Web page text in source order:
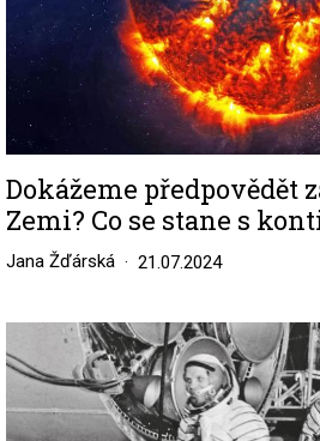
Dokážeme předpovědět
Zemi? Co se stane s
Jana Žďárská 21.07.2024